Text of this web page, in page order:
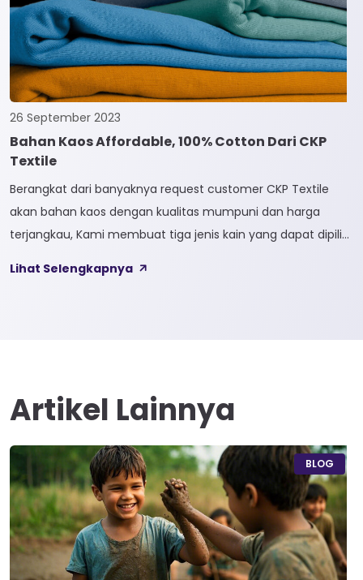
dua jenis […]
26 September 2023
Bahan Kaos Affordable, 100% Cotton Dari CKP
Textile
Berangkat dari banyaknya request customer CKP Textile
akan bahan kaos dengan kualitas mumpuni dan harga
terjangkau, Kami membuat tiga jenis kain yang dapat dipilih
kain yang bahan dasarnya 100% cotton. Softcel juga sering
Lihat Selengkapnya
Artikel Lainnya
BLOG